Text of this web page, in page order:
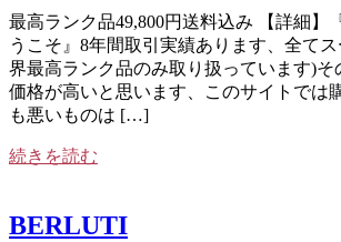
最高ランク品49,800円送料込み 【詳細】
うこそ』8年間取引実績あります、全て
界最高ランク品のみ取り扱っています)そ
価格が高いと思います、このサイトでは
も悪いものは […]
続きを読む
BERLUTI